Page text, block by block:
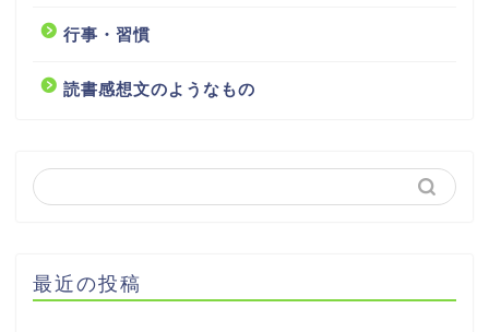
行事・習慣
読書感想文のようなもの
最近の投稿